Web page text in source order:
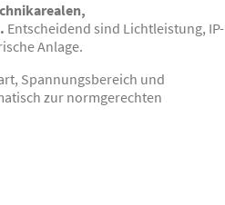
Entscheidend sind Lichtleistung, IP-
Anlage.
Spannungsbereich und
zur normgerechten